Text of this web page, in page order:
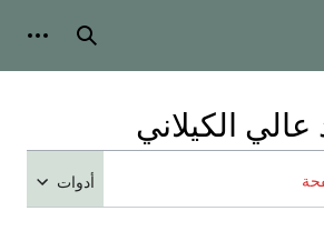
بحث
الكيلاني
أدوات